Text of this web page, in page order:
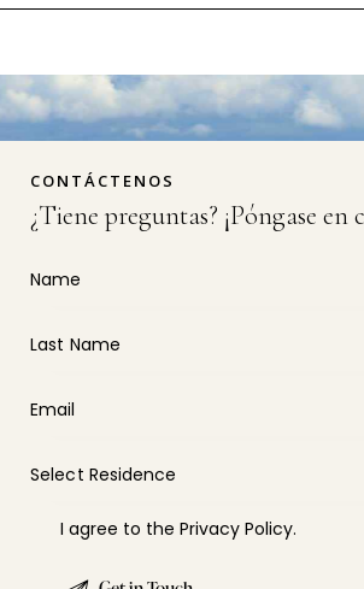
CONTÁCTENOS
¿Tiene preguntas? ¡Póngase en
I agree to thePrivacy Policy.